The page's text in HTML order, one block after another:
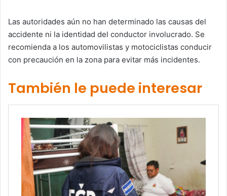
Las autoridades aún no han determinado las causas del
accidente ni la identidad del conductor involucrado. Se
recomienda a los automovilistas y motociclistas conducir
con precaución en la zona para evitar más incidentes.
También le puede interesar